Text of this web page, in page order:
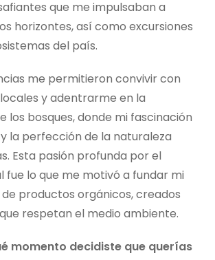
que me impulsaban a
horizontes, así como excursiones
del país.
me permitieron convivir con
y adentrarme en la
los bosques, donde mi fascinación
la perfección de la naturaleza
Esta pasión profunda por el
fue lo que me motivó a fundar mi
productos orgánicos, creados
respetan el medio ambiente.
momento decidiste que querías